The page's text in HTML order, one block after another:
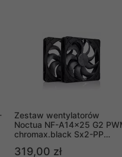
Zestaw wentylatorów
Noctua NF-A14x25 G2
chromax.black Sx2-PP
(2szt)
319,00 zł